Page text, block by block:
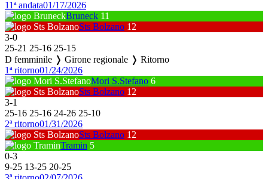
11ª andata01/17/2026
Bruneck 11
Sts Bolzano 12
3-0
25-21 25-16 25-15
D femminile ❭ Girone regionale ❭ Ritorno
1ª ritorno01/24/2026
Mori S.Stefano 6
Sts Bolzano 12
3-1
25-16 25-16 24-26 25-10
2ª ritorno01/31/2026
Sts Bolzano 12
Tramin 5
0-3
9-25 13-25 20-25